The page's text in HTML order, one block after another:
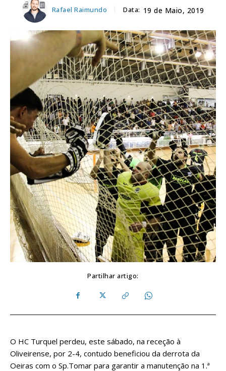
Rafael Raimundo Data: 19 de Maio, 2019
Partilhar artigo:
O HC Turquel perdeu, este sábado, na receção à
Oliveirense, por 2-4, contudo beneficiou da derrota da
Oeiras com o Sp.Tomar para garantir a manutenção na 1.ª